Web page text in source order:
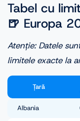
Tabel cu
🍺 Europa
Atenție: Datele
limitele exacte la
Țară
Albania